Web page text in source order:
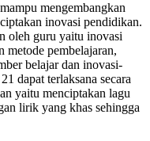
mengembangkan
inovasi pendidikan.
oleh guru yaitu inovasi
metode pembelajaran,
belajar dan inovasi-
dapat terlaksana secara
yaitu menciptakan lagu
lirik yang khas sehingga